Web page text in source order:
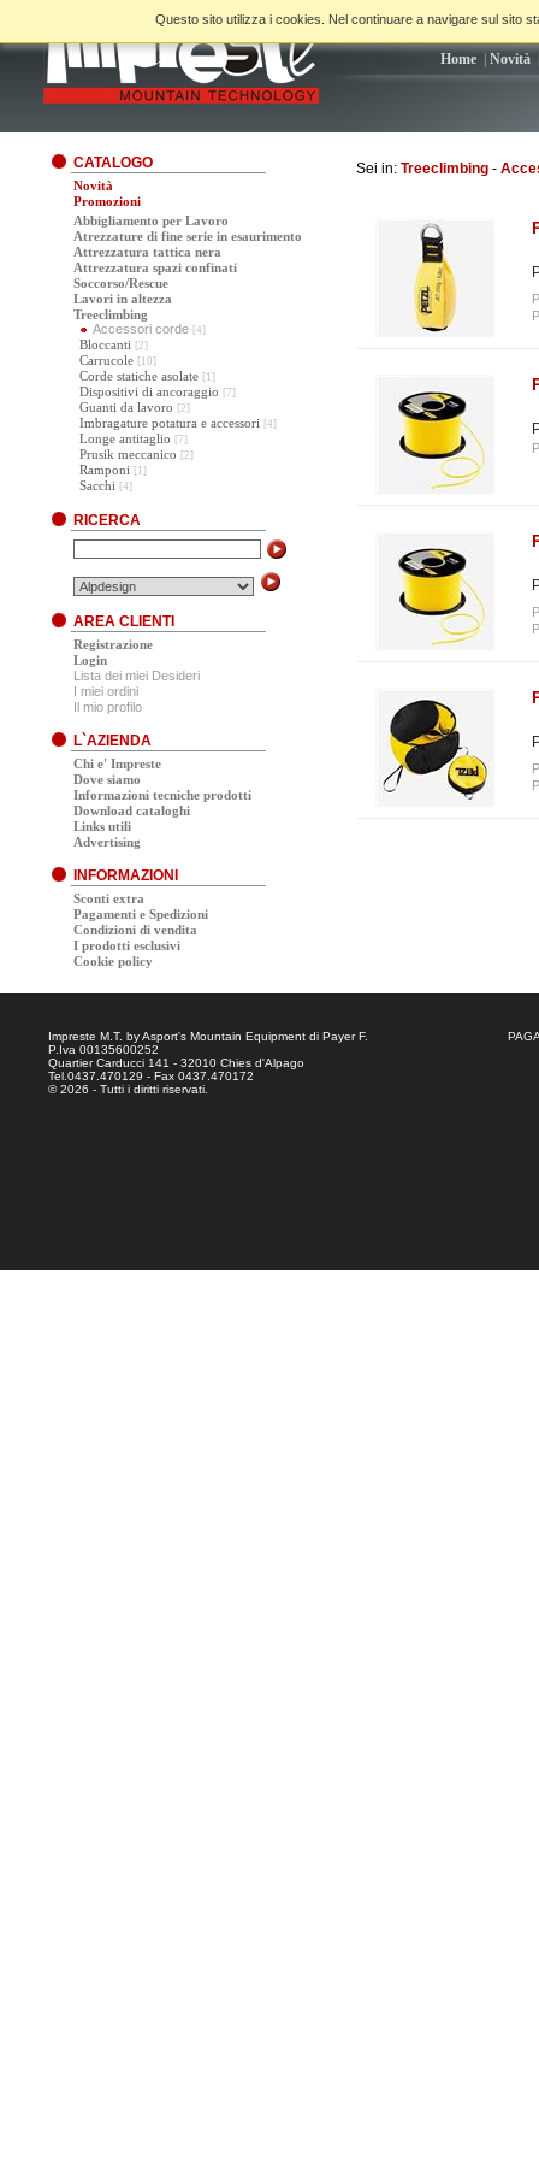
Questo sito utilizza i cookies. Nel continuare a navigare sul sito
Home Novità
CATALOGO
Novità
Promozioni
Abbigliamento per Lavoro
Atrezzature di fine serie in esaurimento
Attrezzatura tattica nera
Attrezzatura spazi confinati
Soccorso/Rescue
Lavori in altezza
Treeclimbing
Accessori corde [4]
Bloccanti [2]
Carrucole [10]
Corde statiche asolate [1]
Dispositivi di ancoraggio [7]
Guanti da lavoro [2]
Imbragature potatura e accessori [4]
Longe antitaglio [7]
Prusik meccanico [2]
Ramponi [1]
Sacchi [4]
RICERCA
AREA CLIENTI
Registrazione
Login
Lista dei miei Desideri
I miei ordini
Il mio profilo
L`AZIENDA
Chi e' Impreste
Dove siamo
Informazioni tecniche prodotti
Download cataloghi
Links utili
Advertising
INFORMAZIONI
Sconti extra
Pagamenti e Spedizioni
Condizioni di vendita
I prodotti esclusivi
Cookie policy
Sei in: Treeclimbing -
Impreste M.T. by Asport's Mountain Equipment di Payer F.
P.Iva 00135600252
Quartier Carducci 141 - 32010 Chies d'Alpago
Tel.0437.470129 - Fax 0437.470172
© 2026 - Tutti i diritti riservati.